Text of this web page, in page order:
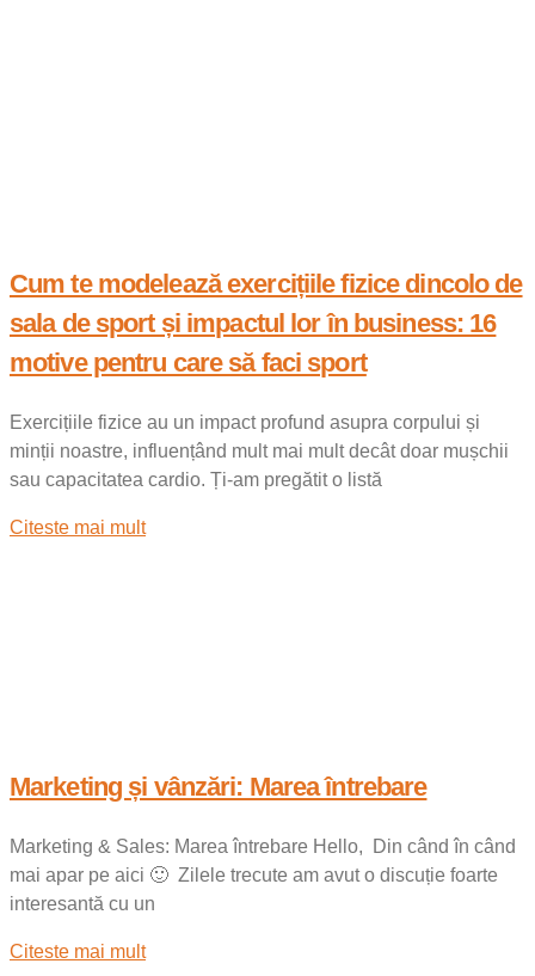
Cum te modelează exercițiile fizice dincolo de
sala de sport și impactul lor în business: 16
motive pentru care să faci sport
Exercițiile fizice au un impact profund asupra corpului și
minții noastre, influențând mult mai mult decât doar mușchii
sau capacitatea cardio. Ți-am pregătit o listă
Citeste mai mult
Marketing și vânzări: Marea întrebare
Marketing & Sales: Marea întrebare Hello, Din când în când
mai apar pe aici 🙂 Zilele trecute am avut o discuție foarte
interesantă cu un
Citeste mai mult